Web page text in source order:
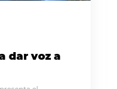
dar voz a